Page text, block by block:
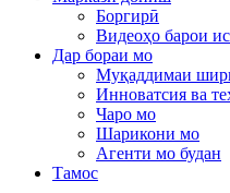
Боргирӣ
Видеоҳо барои
Дар бораи мо
Муқаддимаи
Инноватсия ва
Чаро мо
Шарикони мо
Агенти мо будан
Тамос